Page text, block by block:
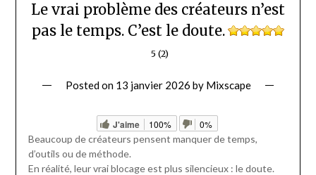
Le vrai problème des créateurs n’est
pas le temps. C’est le doute.
5 (2)
Posted on 13 janvier 2026 by Mixscape
J'aime 100%
0%
Beaucoup de créateurs pensent manquer de temps,
d’outils ou de méthode.
En réalité, leur vrai blocage est plus silencieux : le doute.